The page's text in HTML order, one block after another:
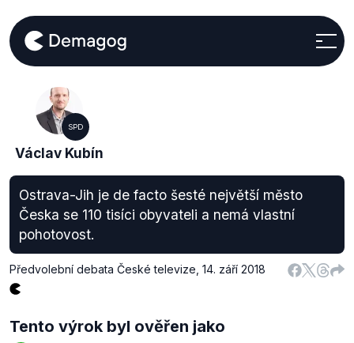
SPD
Václav Kubín
Ostrava-Jih je de facto šesté největší město
Česka se 110 tisíci obyvateli a nemá vlastní
pohotovost.
Předvolební debata České televize 14. září 2018
Tento výrok byl ověřen jako